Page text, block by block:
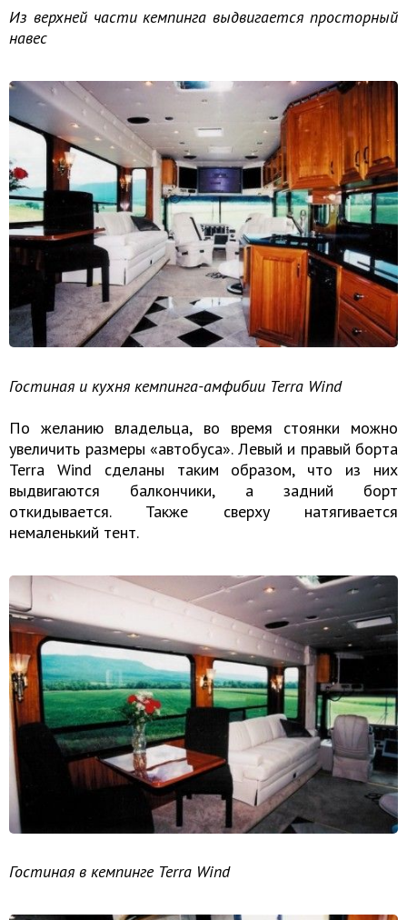
Из верхней части кемпинга выдвигается просторный
навес
Гостиная и кухня кемпинга-амфибии Terra Wind
По желанию владельца, во время стоянки можно
увеличить размеры «автобуса». Левый и правый борта
Terra Wind сделаны таким образом, что из них
выдвигаются балкончики, а задний борт
откидывается. Также сверху натягивается
немаленький тент.
Гостиная в кемпинге Terra Wind